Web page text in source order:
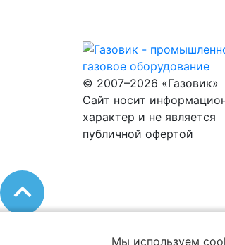
© 2007–2026 «Газовик»
Сайт носит
характер и не является
публичной офертой
Мы используем